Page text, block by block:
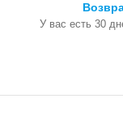
У вас есть 30